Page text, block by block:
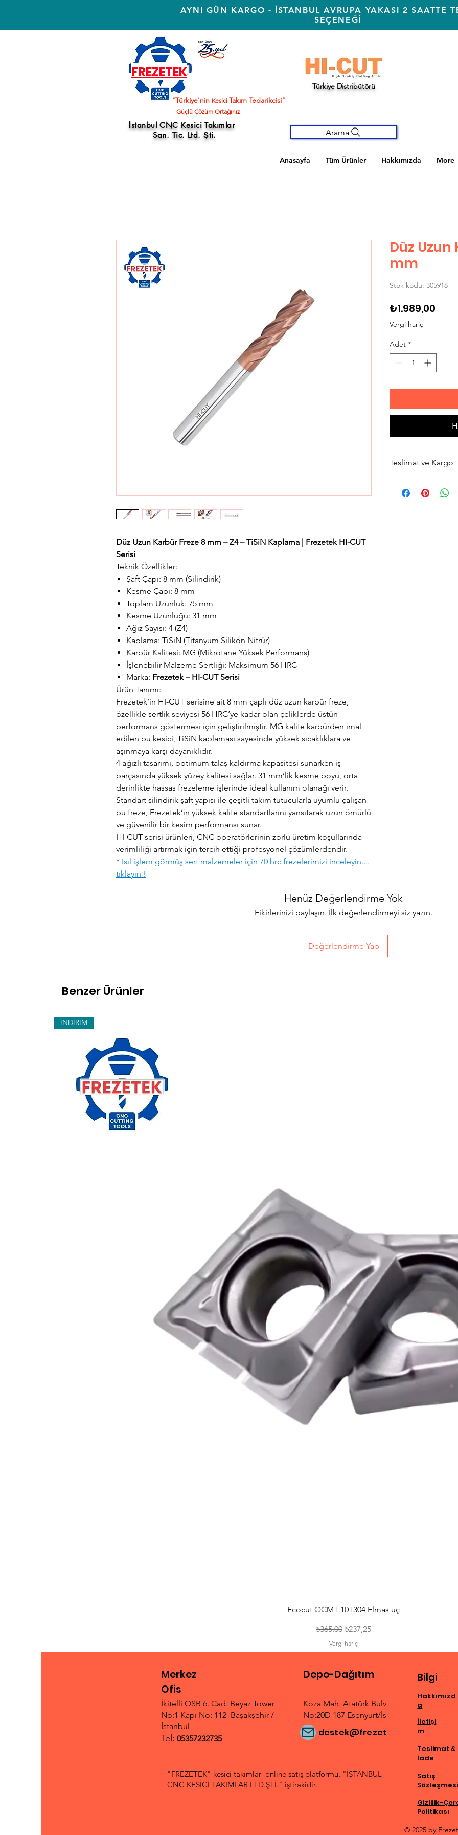
AYNI GÜN KARGO - İSTANBUL AVRUPA YAKASI 2 SAATTE
SEÇENEĞİ
FREZETEK
"Türkiye'nin Kesici Takım Tedarikcisi"
Türkiye Distribütörü
Güçlü Çözüm Ortağınız
İstanbul CNC Kesici Takımlar
San. Tic. Ltd. Şti.
Arama
Anasayfa Tüm Ürünler Hakkımızda More
Düz Uzun Karbür Freze 8 mm – Z4 – TiSiN Kaplama | Frezetek HI-CUT
Serisi
Teknik Özellikler:
Şaft Çapı: 8 mm (Silindirik)
Kesme Çapı: 8 mm
Toplam Uzunluk: 75 mm
Kesme Uzunluğu: 31 mm
Ağız Sayısı: 4 (Z4)
Kaplama: TiSiN (Titanyum Silikon Nitrür)
Karbür Kalitesi: MG (Mikrotane Yüksek Performans)
İşlenebilir Malzeme Sertliği: Maksimum 56 HRC
Marka: Frezetek – HI-CUT Serisi
Ürün Tanımı:
Frezetek’in HI-CUT serisine ait 8 mm çaplı düz uzun karbür freze,
özellikle sertlik seviyesi 56 HRC’ye kadar olan çeliklerde üstün
performans göstermesi için geliştirilmiştir. MG kalite karbürden imal
edilen bu kesici, TiSiN kaplaması sayesinde yüksek sıcaklıklara ve
aşınmaya karşı dayanıklıdır.
4 ağızlı tasarımı, optimum talaş kaldırma kapasitesi sunarken iş
parçasında yüksek yüzey kalitesi sağlar. 31 mm’lik kesme boyu, orta
derinlikte hassas frezeleme işlerinde ideal kullanım olanağı verir.
Standart silindirik şaft yapısı ile çeşitli takım tutucularla uyumlu çalışan
bu freze, Frezetek’in yüksek kalite standartlarını yansıtarak uzun ömürlü
ve güvenilir bir kesim performansı sunar.
HI-CUT serisi ürünleri, CNC operatörlerinin zorlu üretim koşullarında
verimliliği artırmak için tercih ettiği profesyonel çözümlerdendir.
* Isıl işlem görmüş sert malzemeler için 70 hrc frezelerimizi inceleyin....
tıklayın !
Düz
mm
Stok kodu: 305918
₺1.989,00
Vergi hariç
Adet *
Teslimat ve Kargo
gün içerisinde
Henüz Değerlendirme Yok
Fikirlerinizi paylaşın. İlk değerlendirmeyi siz yazın.
Değerlendirme Yap
Benzer Ürünler
İNDİRİM
Ecocut QCMT 10T304 Elmas uç
Normal Fiyat
₺365,00 İndirimli Fiyat
₺237,25
Vergi hariç
Merkez
Ofis
Depo-Dağıtım
İkitelli OSB 6. Cad. Beyaz Tower
No:1 Kapı No: 112 Başakşehir /
İstanbul
Tel: 05357232735
"FREZETEK" kesici takımlar online satış platformu, "İSTANBUL
CNC KESİCİ TAKIMLAR LTD.ŞTİ." iştirakidir.
Koza Mah. Atatürk Bulvarı
No:20D 187 Esenyurt/İstanbul
destek@frezetek.com
Bilgi
Hakkımızd
a
İletişi
m
Teslimat &
İade
Satış
Sözleşmesi
Gizlilik-
Politikası
© 2025 by